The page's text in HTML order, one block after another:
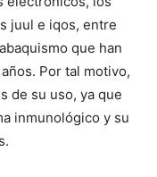
juul e iqos, entre
que han
Por tal motivo,
de su uso, ya que
inmunológico y su